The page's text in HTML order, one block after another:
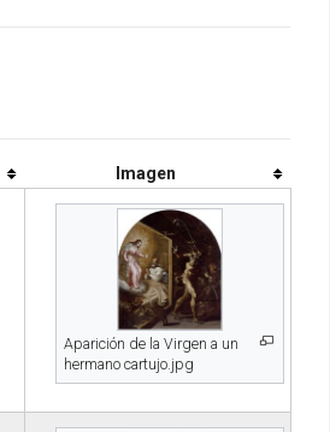
Imagen
Aparición de la Virgen a un
hermano cartujo.jpg